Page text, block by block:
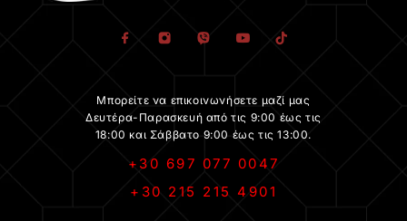
Μπορείτε να επικοινωνήσετε μαζί μας
Δευτέρα-Παρασκευή από τις 9:00 έως τις
18:00 και Σάββατο 9:00 έως τις 13:00.
+30 697 077 0047
+30 215 215 4901